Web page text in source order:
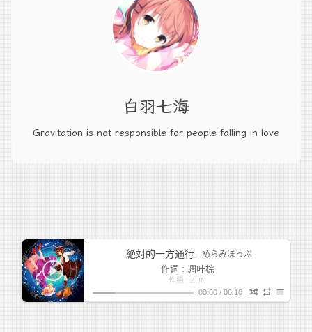
白羽七海
Gravitation is not responsible for people falling in love
絶対的一方通行 - めらみぽっぷ
作词 : 凋叶棕
作曲 : ZUN
原曲：夜が降りてくる ～ Evening Star
子供の頃に (孩提的时候)
00:00 / 06:10